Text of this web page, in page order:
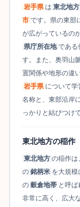
岩手県 は 東北地方
市 です。県の東部
が広がっているの
県庁所在地 である
す。また、奥羽山
置関係や地形の違
岩手県 について学
名称と、東部沿岸
っかりと結びつけ
東北地方の稲作
東北地方 の稲作は
の 銘柄米 を大規
の 穀倉地帯 と呼
非常に高く、広大